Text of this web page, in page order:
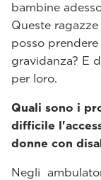
bambine
Queste
posso prendere
gravidanza? E
per loro.
Quali sono i
difficile
donne con
Negli